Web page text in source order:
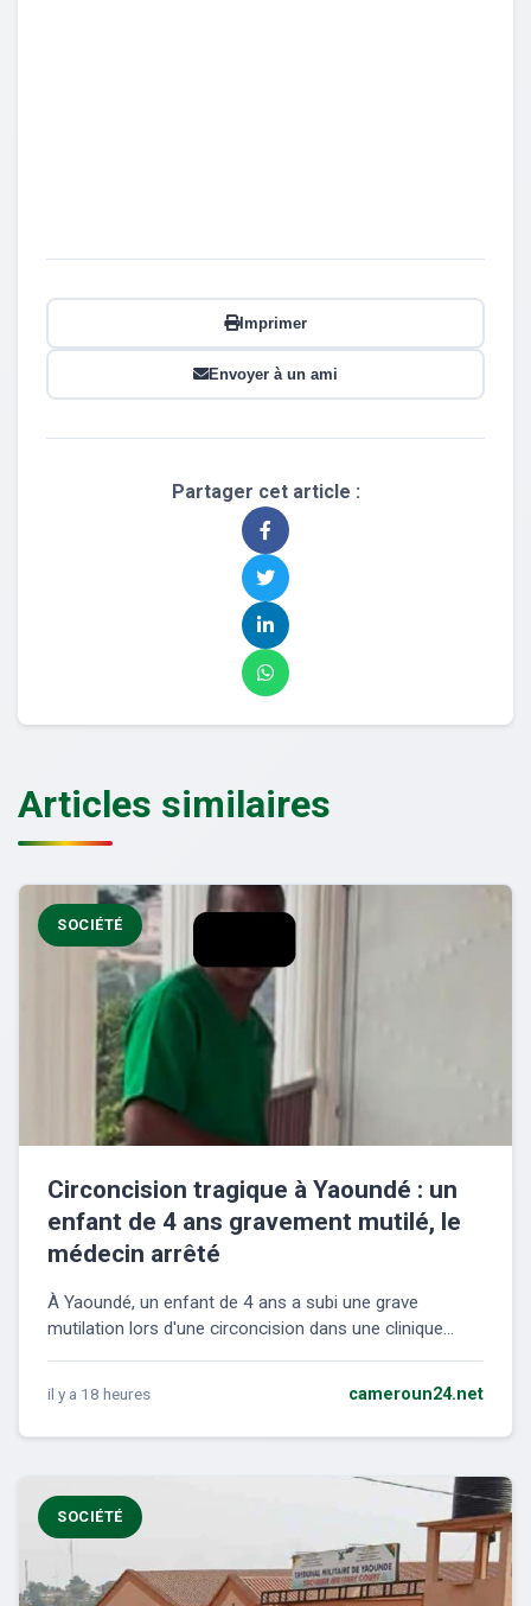
Imprimer
Envoyer à un ami
Partager cet article :
Articles similaires
SOCIÉTÉ
Circoncision tragique à Yaoundé : un
enfant de 4 ans gravement mutilé, le
médecin arrêté
À Yaoundé, un enfant de 4 ans a subi une grave
mutilation lors d'une circoncision dans une clinique...
il y a 18 heures cameroun24.net
SOCIÉTÉ